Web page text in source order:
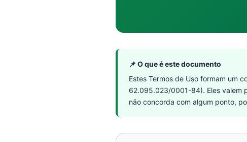
📌 O que é este documento
Estes Termos de Uso formam um
62.095.023/0001-84). Eles valem
não concorda com algum ponto,